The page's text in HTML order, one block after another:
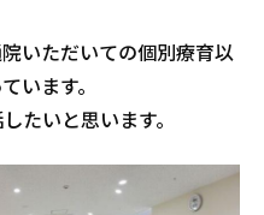
いただいての個別療育以
います。
たいと思います。